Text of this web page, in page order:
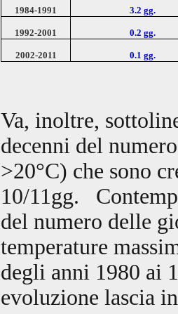
1984-1991 3.2 gg.
1992-2001 0.2 gg.
2002-2011 0.1 gg.
Va, inoltre,
decenni del
>20°C) che sono
10/11gg.
del numero delle
temperature
degli anni 1980 ai
evoluzione lascia